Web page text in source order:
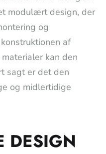
modulært design, der
og
af
kan den
sagt er det den
og midlertidige
DESIGN